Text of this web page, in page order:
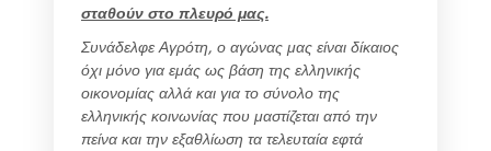
σταθούν στο πλευρό μας.
Συνάδελφε Αγρότη, ο αγώνας μας είναι δίκαιος
όχι μόνο για εμάς ως βάση της ελληνικής
οικονομίας αλλά και για το σύνολο της
ελληνικής κοινωνίας που μαστίζεται από την
πείνα και την εξαθλίωση τα τελευταία εφτά